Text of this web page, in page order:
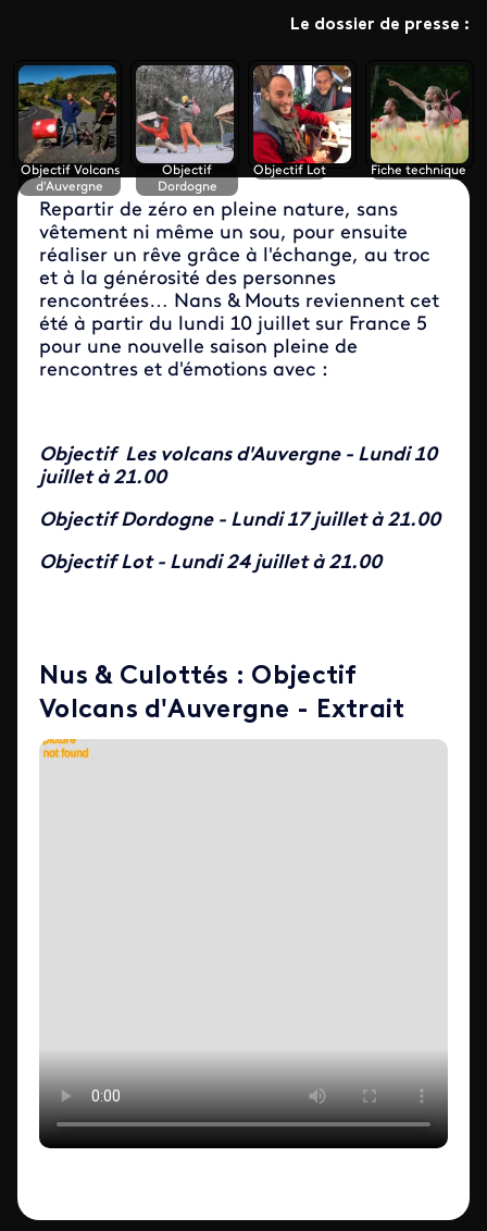
Le dossier de presse :
Objectif Volcans
d'Auvergne
Objectif
Dordogne
Objectif Lot Fiche technique
Repartir de zéro en pleine nature, sans
vêtement ni même un sou, pour ensuite
réaliser un rêve grâce à l'échange, au troc
et à la générosité des personnes
rencontrées… Nans & Mouts reviennent cet
été à partir du lundi 10 juillet sur France 5
pour une nouvelle saison pleine de
rencontres et d'émotions avec :
Objectif Les volcans d'Auvergne - Lundi 10
juillet à 21.00
Objectif Dordogne - Lundi 17 juillet à 21.00
Objectif Lot - Lundi 24 juillet à 21.00
Nus & Culottés : Objectif
Volcans d'Auvergne - Extrait
ID de la video FTV Preview